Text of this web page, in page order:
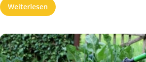
Weiterlesen